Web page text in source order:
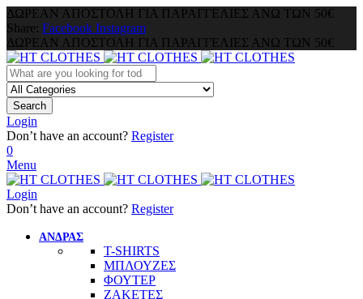
ΔΩΡΕΑΝ ΑΠΟΣΤΟΛΗ ΓΙΑ ΠΑΡΑΓΓΕΛΙΕΣ ΑΝΩ ΤΩΝ 50€
Share: Facebook Instagram
ΔΩΡΕΑΝ ΑΠΟΣΤΟΛΗ ΓΙΑ ΠΑΡΑΓΓΕΛΙΕΣ ΑΝΩ ΤΩΝ 50€
Search
Login
Don’t have an account? Register
0
Menu
Login
Don’t have an account? Register
ΑΝΔΡΑΣ
T-SHIRTS
ΜΠΛΟΥΖΕΣ
ΦΟΥΤΕΡ
ΖΑΚΕΤΕΣ